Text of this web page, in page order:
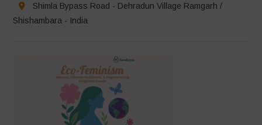
Shimla Bypass Road - Dehradun Village Ramgarh /
Shishambara - India